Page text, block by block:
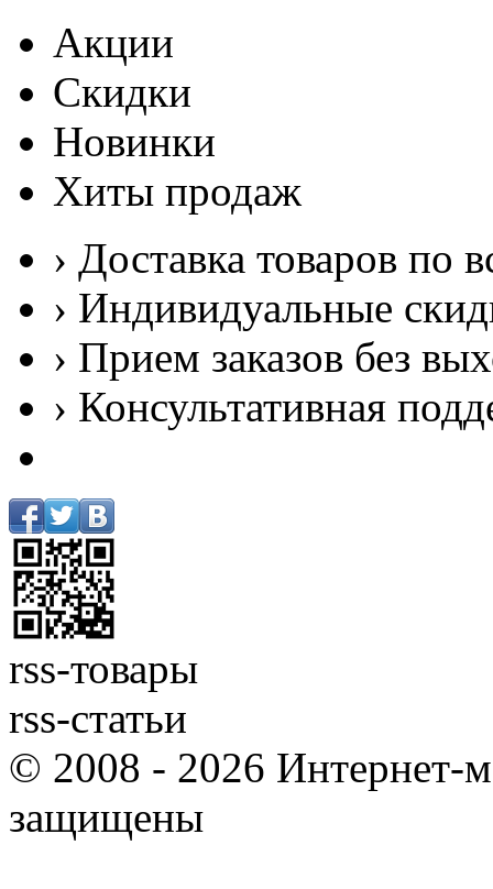
Акции
Скидки
Новинки
Хиты продаж
› Доставка товаров по
› Индивидуальные
› Прием заказов без
› Консультативная
rss-товары
rss-статьи
© 2008 - 2026 Интернет-
защищены